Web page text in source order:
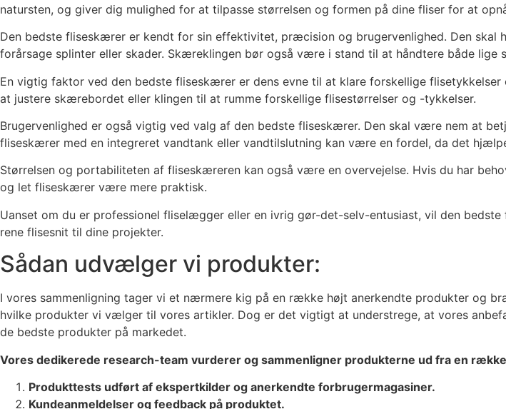
natursten, og giver dig mulighed for at tilpasse størrelsen og formen på dine fliser for at
Den bedste fliseskærer er kendt for sin effektivitet, præcision og brugervenlighed. Den
forårsage splinter eller skader. Skæreklingen bør også være i stand til at håndtere både
En vigtig faktor ved den bedste fliseskærer er dens evne til at klare forskellige
at justere skærebordet eller klingen til at rumme forskellige flisestørrelser og -tykkelser.
Brugervenlighed er også vigtig ved valg af den bedste fliseskærer. Den skal være nem at
fliseskærer med en integreret vandtank eller vandtilslutning kan være en fordel, da det
Størrelsen og portabiliteten af fliseskæreren kan også være en overvejelse. Hvis du har
og let fliseskærer være mere praktisk.
Uanset om du er professionel fliselægger eller en ivrig gør-det-selv-entusiast, vil den
rene flisesnit til dine projekter.
Sådan udvælger vi produkter:
I vores sammenligning tager vi et nærmere kig på en række højt anerkendte produkter og
hvilke produkter vi vælger til vores artikler. Dog er det vigtigt at understrege, at vores
de bedste produkter på markedet.
Vores dedikerede research-team vurderer og sammenligner produkterne ud fra en
Produkttests udført af ekspertkilder og anerkendte forbrugermagasiner.
Kundeanmeldelser og feedback på produktet.